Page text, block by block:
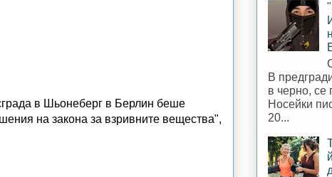
в Шьонеберг в Берлин беше
на закона за взривните вещества",
В
в черно, се
Носейки
20...